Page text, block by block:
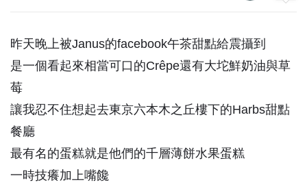
昨天晚上被Janus的facebook午茶甜點給震攝到
是一個看起來相當可口的Crêpe還有大坨鮮奶油與草
莓
讓我忍不住想起去東京六本木之丘樓下的Harbs甜點
餐廳
最有名的蛋糕就是他們的千層薄餅水果蛋糕
一時技癢加上嘴饞